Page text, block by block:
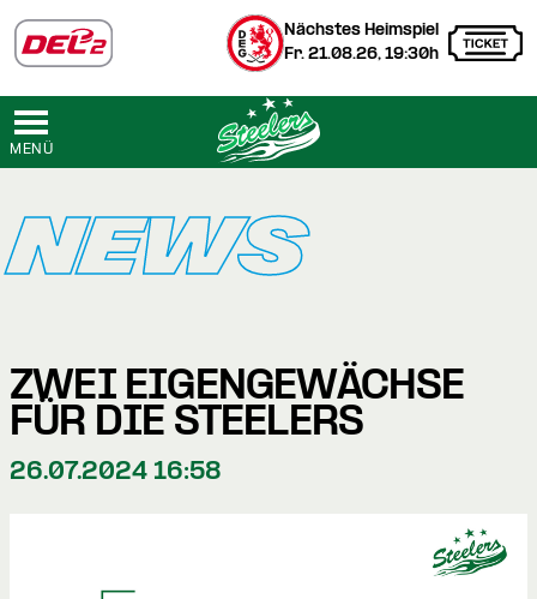
Nächstes Heimspiel
Fr. 21.08.26, 19:30h
MENÜ
NEWS
ZWEI EIGENGEWÄCHSE
FÜR DIE STEELERS
26.07.2024 16:58